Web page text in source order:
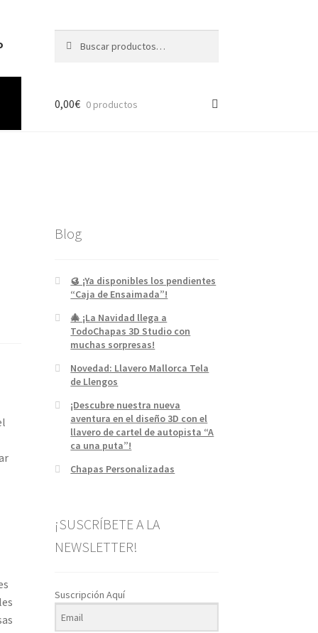
0,00€ 0 productos
Blog
🥮 ¡Ya disponibles los pendientes
“Caja de Ensaimada”!
🎄 ¡La Navidad llega a
TodoChapas 3D Studio con
muchas sorpresas!
Novedad: Llavero Mallorca Tela
de Llengos
¡Descubre nuestra nueva
aventura en el diseño 3D con el
llavero de cartel de autopista “A
ca una puta”!
Chapas Personalizadas
¡SUSCRÍBETE A LA
NEWSLETTER!
Suscripción Aquí